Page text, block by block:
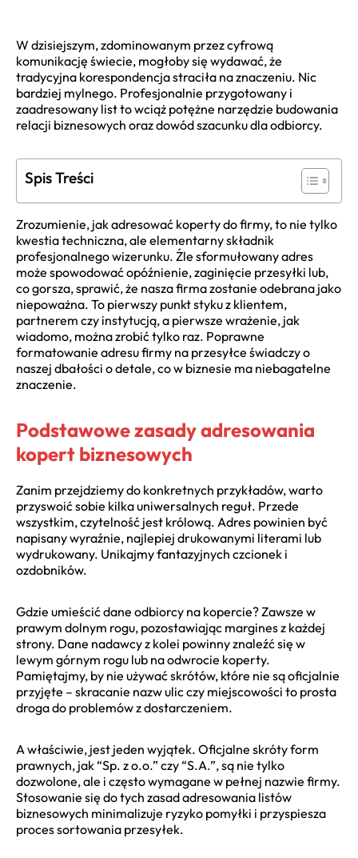
W dzisiejszym, zdominowanym przez cyfrową
komunikację świecie, mogłoby się wydawać, że
tradycyjna korespondencja straciła na znaczeniu. Nic
bardziej mylnego. Profesjonalnie przygotowany i
zaadresowany list to wciąż potężne narzędzie budowania
relacji biznesowych oraz dowód szacunku dla odbiorcy.
Spis Treści
Zrozumienie, jak adresować koperty do firmy, to nie tylko
kwestia techniczna, ale elementarny składnik
profesjonalnego wizerunku. Źle sformułowany adres
może spowodować opóźnienie, zaginięcie przesyłki lub,
co gorsza, sprawić, że nasza firma zostanie odebrana jako
niepoważna. To pierwszy punkt styku z klientem,
partnerem czy instytucją, a pierwsze wrażenie, jak
wiadomo, można zrobić tylko raz. Poprawne
formatowanie adresu firmy na przesyłce świadczy o
naszej dbałości o detale, co w biznesie ma niebagatelne
znaczenie.
Podstawowe zasady adresowania
kopert biznesowych
Zanim przejdziemy do konkretnych przykładów, warto
przyswoić sobie kilka uniwersalnych reguł. Przede
wszystkim, czytelność jest królową. Adres powinien być
napisany wyraźnie, najlepiej drukowanymi literami lub
wydrukowany. Unikajmy fantazyjnych czcionek i
ozdobników.
Gdzie umieścić dane odbiorcy na kopercie? Zawsze w
prawym dolnym rogu, pozostawiając margines z każdej
strony. Dane nadawcy z kolei powinny znaleźć się w
lewym górnym rogu lub na odwrocie koperty.
Pamiętajmy, by nie używać skrótów, które nie są oficjalnie
przyjęte – skracanie nazw ulic czy miejscowości to prosta
droga do problemów z dostarczeniem.
A właściwie, jest jeden wyjątek. Oficjalne skróty form
prawnych, jak “Sp. z o.o.” czy “S.A.”, są nie tylko
dozwolone, ale i często wymagane w pełnej nazwie firmy.
Stosowanie się do tych zasad adresowania listów
biznesowych minimalizuje ryzyko pomyłki i przyspiesza
proces sortowania przesyłek.